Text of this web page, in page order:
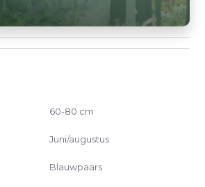
60-80 cm
Juni/augustus
Blauwpaars